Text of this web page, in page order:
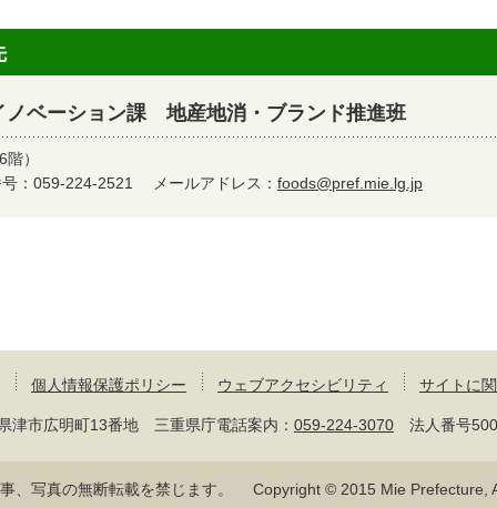
ベーション課 地産地消・ブランド推進班
）
号：059-224-2521 メールアドレス： foods@pref.mie.lg.jp
個人情報保護ポリシー ウェブアクセシビリティ サイトに
市広明町13番地 三重県庁電話案内： 059-224-3070 法人番号
、写真の無断転載を禁じます。 Copyright © 2015 Mie Prefecture,